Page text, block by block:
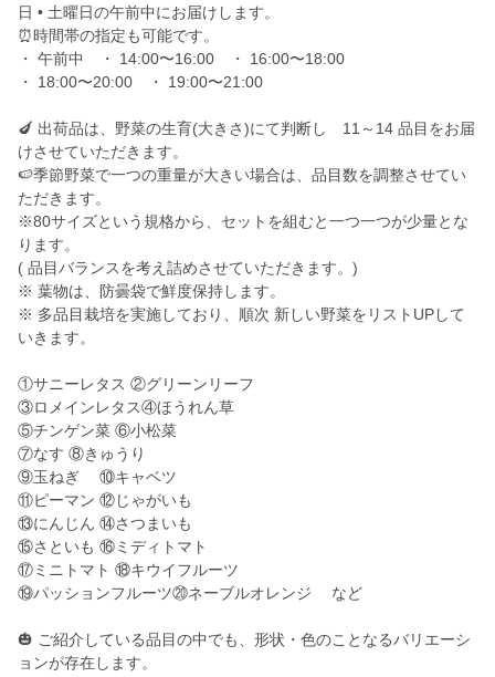
日 • 土曜日の午前中にお届けします。
⏰時間帯の指定も可能です。
・ 午前中 ・ 14:00〜16:00 ・ 16:00〜18:00
・ 18:00〜20:00 ・ 19:00〜21:00
🍆 出荷品は、野菜の生育(大きさ)にて判断し 11～14 品目をお届
けさせていただきます。
🍉季節野菜で一つの重量が大きい場合は、品目数を調整させてい
ただきます。
※80サイズという規格から、セットを組むと一つ一つが少量とな
ります。
( 品目バランスを考え詰めさせていただきます。)
※ 葉物は、防曇袋で鮮度保持します。
※ 多品目栽培を実施しており、順次 新しい野菜をリストUPして
いきます。
①サニーレタス ②グリーンリーフ
③ロメインレタス④ほうれん草
⑤チンゲン菜 ⑥小松菜
⑦なす ⑧きゅうり
⑨玉ねぎ ⑩キャベツ
⑪ピーマン ⑫じゃがいも
⑬にんじん ⑭さつまいも
⑮さといも ⑯ミディトマト
⑰ミニトマト ⑱キウイフルーツ
⑲パッションフルーツ⑳ネーブルオレンジ など
🎃 ご紹介している品目の中でも、形状・色のことなるバリエーシ
ョンが存在します。